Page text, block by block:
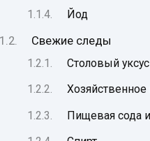
Йод
Свежие следы
Столовый уксус
Пищевая сода